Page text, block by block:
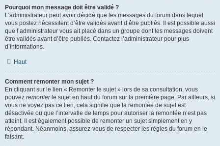
Pourquoi mon message doit être validé ?
L’administrateur peut avoir décidé que les messages du forum dans lequel
vous postez nécessitent d’être validés avant d’être publiés. Il est possible aussi
que l’administrateur vous ait placé dans un groupe dont les messages doivent
être validés avant d’être publiés. Contactez l’administrateur pour plus
d’informations.
Haut
Comment remonter mon sujet ?
En cliquant sur le lien « Remonter le sujet » lors de sa consultation, vous
pouvez remonterle sujet en haut du forum sur la première page. Par ailleurs, si
vous ne voyez pas ce lien, cela signifie que la remontée de sujet est
désactivée ou que l’intervalle de temps pour autoriser la remontée n’est pas
atteint. Il est également possible de remonter un sujet simplement en y
répondant. Néanmoins, assurez-vous de respecter les règles du forum en le
faisant.